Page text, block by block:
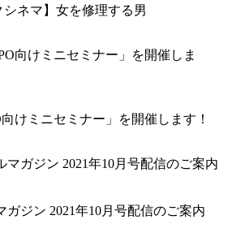
シネマ】女を修理する男
けミニセミナー」を開催します！
ガジン 2021年10月号配信のご案内